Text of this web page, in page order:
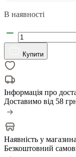
В наявності
Купити
Інформація про
Доставимо від 58
Наявність у
Безкоштовний